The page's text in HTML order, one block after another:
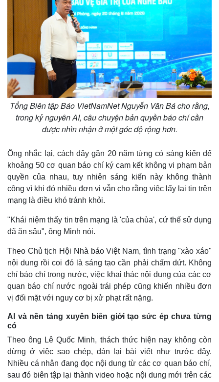
Infographic
Tổng Biên tập Báo VietNamNet Nguyễn Văn Bá cho rằng,
trong kỷ nguyên AI, câu chuyện bản quyền báo chí cần
được nhìn nhận ở một góc độ rộng hơn.
Ông nhắc lại, cách đây gần 20 năm từng có sáng kiến để
khoảng 50 cơ quan báo chí ký cam kết không vi phạm bản
quyền của nhau, tuy nhiên sáng kiến này không thành
công vì khi đó nhiều đơn vị vẫn cho rằng việc lấy lại tin trên
mạng là điều khó tránh khỏi.
"Khái niệm thấy tin trên mạng là 'của chùa', cứ thế sử dụng
đã ăn sâu", ông Minh nói.
Theo Chủ tịch Hội Nhà báo Việt Nam, tình trạng "xào xáo"
nội dung rồi coi đó là sáng tạo cần phải chấm dứt. Không
chỉ báo chí trong nước, việc khai thác nội dung của các cơ
quan báo chí nước ngoài trái phép cũng khiến nhiều đơn
vị đối mặt với nguy cơ bị xử phạt rất nặng.
AI và nền tảng xuyên biên giới tạo sức ép chưa từng
có
Theo ông Lê Quốc Minh, thách thức hiện nay không còn
dừng ở việc sao chép, dán lại bài viết như trước đây.
Nhiều cá nhân đang đọc nội dung từ các cơ quan báo chí,
sau đó biên tập lại thành video hoặc nội dung mới trên các